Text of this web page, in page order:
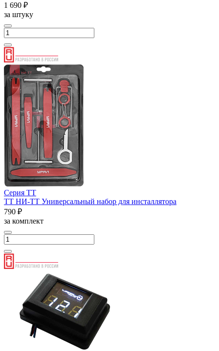
1 690 ₽
за штуку
Серия ТТ
ТТ НИ-ТТ Универсальный набор для инсталлятора
790 ₽
за комплект